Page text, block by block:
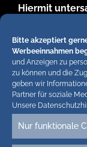
Bitte akzeptiert
Werbeeinnahmen
und Anzeigen zu
zu können und die
geben wir
Partner für soziale
Unsere
Nur funktionale
Hiermit
Online-
abgekürzte
zum ganzen
behalten uns
vor. Die